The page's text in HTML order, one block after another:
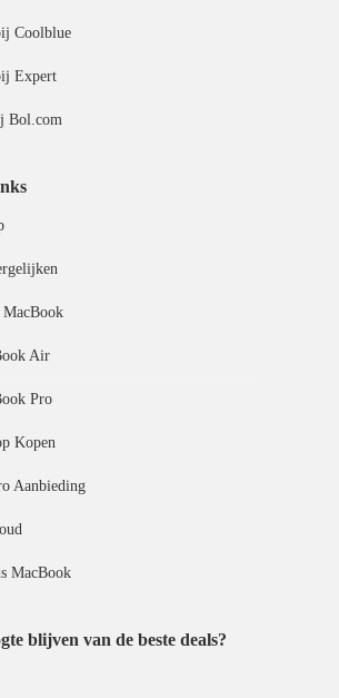
Coolblue
Expert
Bol.com
MacBook
Air
Pro
Kopen
Aanbieding
MacBook
blijven van de beste deals?